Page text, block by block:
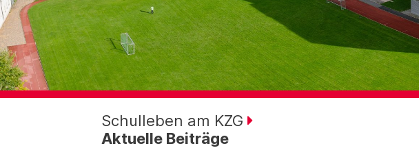
Schulleben am KZG
Aktuelle Beiträge